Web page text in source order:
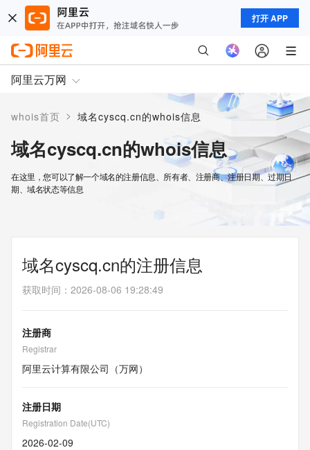
打开 APP
阿里云万网
whois首页 > 域名cyscq.cn的whois信息
域名cyscq.cn的whois信息
在这里，您可以了解一个域名的注册信息、所有者、注册商、注册日期、过期日
期、域名状态等信息
域名cyscq.cn的注册信息
获取时间 ： 2026-08-06 19:28:49
注册商
Registrar
阿里云计算有限公司（万网）
注册日期
Registration Date(UTC)
2026-02-09